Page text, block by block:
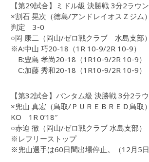
【第29試合】ミドル級 決勝戦 3分2ラウ
×割石 晃次（徳島/アンドレイオスＺジム）
判定 3-0
○岡 康二（岡山/ゼロ戦クラブ 水島支部）
※A:中山 巧20-18（1R 10-9/2R 10-9）
B:豊島 孝尚20-18（1R10-9/2R 10-9）
C:加藤 秀和20-18（1R10-9/2R 10-9）
【第32試合】バンタム級 決勝戦 3分2ラ
×兜山 真宏（鳥取/ＰＵＲＥＢＲＥＤ鳥取）
KO 1R 0’18″
○赤迫 徹（岡山/ゼロ戦クラブ 水島支部）
※レフリーストップ
※兜山選手は60日間出場停止。（12月5日